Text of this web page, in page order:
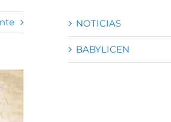
NOTICIAS
BABYLICEN